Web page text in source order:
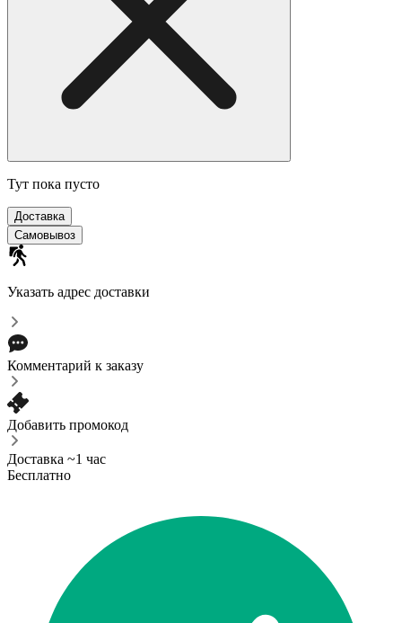
Тут пока пусто
Доставка
Самовывоз
Указать адрес доставки
Комментарий к заказу
Добавить промокод
Доставка ~1 час
Бесплатно